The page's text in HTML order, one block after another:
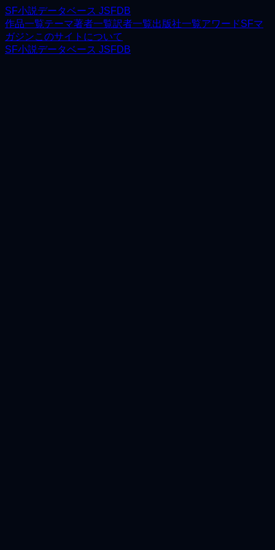
SF小説データベース JSFDB
作品一覧テーマ著者一覧訳者一覧出版社一覧アワードSFマ
ガジンこのサイトについて
SF小説データベース JSFDB